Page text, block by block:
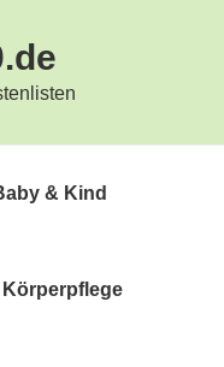
& Kind
Körperpflege